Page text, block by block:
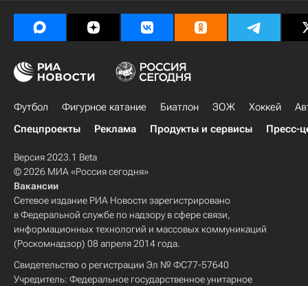
Футбол Фигурное катание Биатлон ЗОЖ Хоккей
Спецпроекты
Реклама Продукты и сервисы Пресс-
Версия 2023.1 Beta
© 2026 МИА «Россия сегодня»
Вакансии
Сетевое издание РИА Новости зарегистрировано
в Федеральной службе по надзору в сфере связи,
информационных технологий и массовых коммуникаций
(Роскомнадзор) 08 апреля 2014 года.
Свидетельство о регистрации Эл № ФС77-57640
Учредитель: Федеральное государственное унитарное